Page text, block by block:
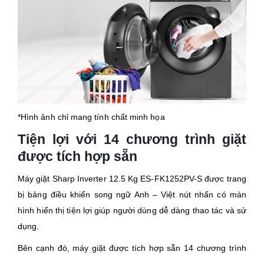
*Hình ảnh chỉ mang tính chất minh họa
Tiện lợi với 14 chương trình giặt
được tích hợp sẵn
Máy giặt Sharp Inverter 12.5 Kg ES-FK1252PV-S được trang
bị bảng điều khiển song ngữ Anh – Việt nút nhấn có màn
hình hiển thị tiện lợi giúp người dùng dễ dàng thao tác và sử
dụng.
Bên cạnh đó, máy giặt được tích hợp sẵn 14 chương trình